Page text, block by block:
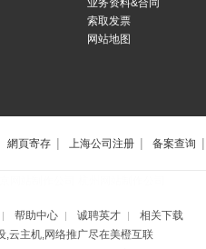
业务资料&合同
索取发票
网站地图
網頁寄存 | 上海公司注册 | 备案查询 |
| 帮助中心 | 诚聘英才 |
相关下载
,云主机,网络推广尽在美橙互联